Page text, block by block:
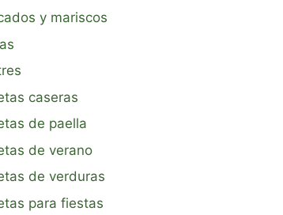
y mariscos
caseras
de paella
de verano
de verduras
para fiestas